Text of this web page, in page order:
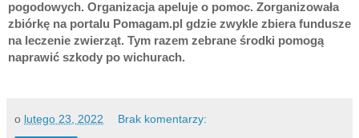
pogodowych. Organizacja apeluje o pomoc. Zorganizowała
zbiórkę na portalu Pomagam.pl gdzie zwykle zbiera fundusze
na leczenie zwierząt. Tym razem zebrane środki pomogą
naprawić szkody po wichurach.
o lutego 23, 2022 Brak komentarzy: